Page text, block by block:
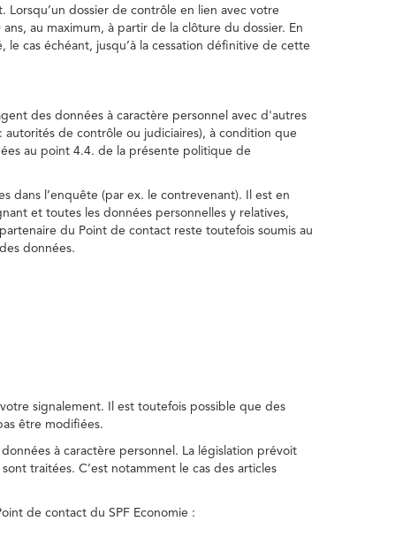
dossier de contrôle en lien avec votre
au maximum, à partir de la clôture du dossier. En
cas échéant, jusqu’à la cessation définitive de cette
des données à caractère personnel avec d'autres
autorités de contrôle ou judiciaires), à condition que
au point 4.4. de la présente politique de
dans l’enquête (par ex. le contrevenant). Il est en
et toutes les données personnelles y relatives,
du Point de contact reste toutefois soumis au
données.
signalement. Il est toutefois possible que des
être modifiées.
à caractère personnel. La législation prévoit
traitées. C’est notamment le cas des articles
de contact du SPF Economie :